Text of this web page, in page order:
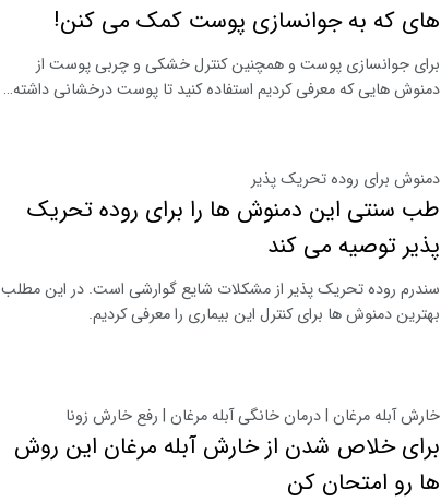
های که به جوانسازی پوست کمک می کنن!
برای جوانسازی پوست و همچنین کنترل خشکی و چربی پوست از
دمنوش هایی که معرفی کردیم استفاده کنید تا پوست درخشانی داشته…
دمنوش برای روده تحریک پذیر
طب سنتی این دمنوش ها را برای روده تحریک
پذیر توصیه می کند
سندرم روده تحریک پذیر از مشکلات شایع گوارشی است. در این مطلب
بهترین دمنوش ها برای کنترل این بیماری را معرفی کردیم.
خارش آبله مرغان | درمان خانگی آبله مرغان | رفع خارش زونا
برای خلاص شدن از خارش آبله مرغان این روش
ها رو امتحان کن